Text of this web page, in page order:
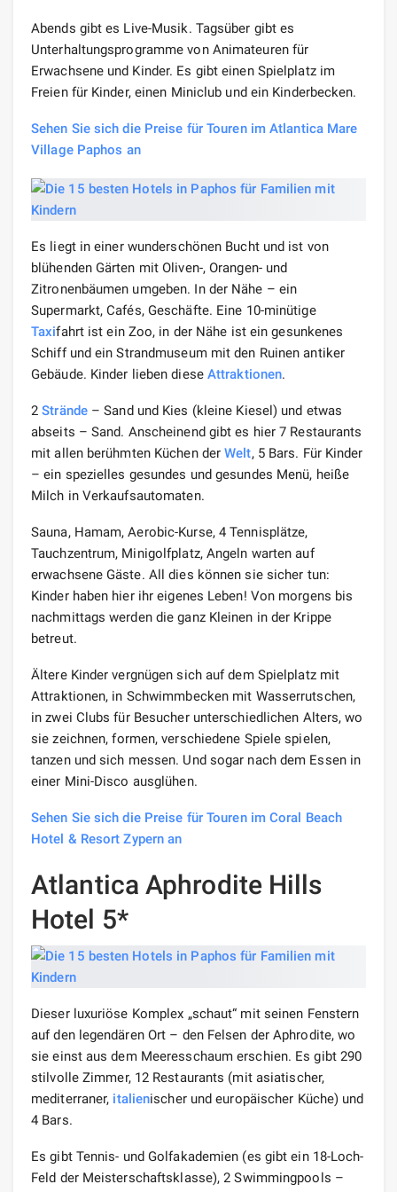
Abends gibt es Live-Musik. Tagsüber gibt es
Unterhaltungsprogramme von Animateuren für
Erwachsene und Kinder. Es gibt einen Spielplatz im
Freien für Kinder, einen Miniclub und ein Kinderbecken.
Sehen Sie sich die Preise für Touren im Atlantica Mare
Village Paphos an
Es liegt in einer wunderschönen Bucht und ist von
blühenden Gärten mit Oliven-, Orangen- und
Zitronenbäumen umgeben. In der Nähe – ein
Supermarkt, Cafés, Geschäfte. Eine 10-minütige
Taxifahrt ist ein Zoo, in der Nähe ist ein gesunkenes
Schiff und ein Strandmuseum mit den Ruinen antiker
Gebäude. Kinder lieben diese Attraktionen.
2Strände– Sand und Kies (kleine Kiesel) und etwas
abseits – Sand. Anscheinend gibt es hier 7 Restaurants
mit allen berühmten Küchen derWelt, 5 Bars. Für Kinder
– ein spezielles gesundes und gesundes Menü, heiße
Milch in Verkaufsautomaten.
Sauna, Hamam, Aerobic-Kurse, 4 Tennisplätze,
Tauchzentrum, Minigolfplatz, Angeln warten auf
erwachsene Gäste. All dies können sie sicher tun:
Kinder haben hier ihr eigenes Leben! Von morgens bis
nachmittags werden die ganz Kleinen in der Krippe
betreut.
Ältere Kinder vergnügen sich auf dem Spielplatz mit
Attraktionen, in Schwimmbecken mit Wasserrutschen,
in zwei Clubs für Besucher unterschiedlichen Alters, wo
sie zeichnen, formen, verschiedene Spiele spielen,
tanzen und sich messen. Und sogar nach dem Essen in
einer Mini-Disco ausglühen.
Sehen Sie sich die Preise für Touren im Coral Beach
Hotel & Resort Zypern an
Atlantica Aphrodite Hills
Hotel 5*
Dieser luxuriöse Komplex „schaut“ mit seinen Fenstern
auf den legendären Ort – den Felsen der Aphrodite, wo
sie einst aus dem Meeresschaum erschien. Es gibt 290
stilvolle Zimmer, 12 Restaurants (mit asiatischer,
mediterraner, italienischer und europäischer Küche) und
4 Bars.
Es gibt Tennis- und Golfakademien (es gibt ein 18-Loch-
Feld der Meisterschaftsklasse), 2 Swimmingpools –